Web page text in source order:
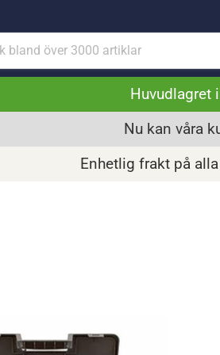
Huvudlagret
Nu kan våra
Enhetlig frakt på